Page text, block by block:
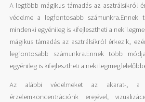
A legtöbb mágikus támadás az asztrálsíkról
védelme a legfontosabb
mindenki egyénileg is kifejlesztheti a neki
mágikus támadás az asztrálsíkról érkezik,
legfontosabb számunkra.Ennek több
egyénileg is kifejlesztheti a neki
Az alábbi védelmeket az akarat-,
érzelemkoncentrációnk erejével,